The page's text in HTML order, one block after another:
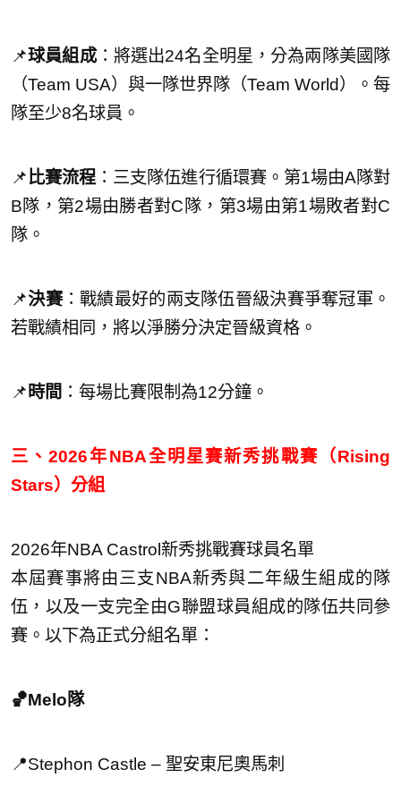
📌球員組成：將選出24名全明星，分為兩隊美國隊
（Team USA）與一隊世界隊（Team World）。每
隊至少8名球員。
📌比賽流程：三支隊伍進行循環賽。第1場由A隊對
B隊，第2場由勝者對C隊，第3場由第1場敗者對C
隊。
📌決賽：戰績最好的兩支隊伍晉級決賽爭奪冠軍。
若戰績相同，將以淨勝分決定晉級資格。
📌時間 ：每場比賽限制為12分鐘。
三、2026年NBA全明星賽新秀挑戰賽（Rising
Stars）分組
2026年NBA Castrol新秀挑戰賽球員名單
本屆賽事將由三支NBA新秀與二年級生組成的隊
伍，以及一支完全由G聯盟球員組成的隊伍共同參
賽。以下為正式分組名單：
🏀Melo隊
📍Stephon Castle – 聖安東尼奧馬刺